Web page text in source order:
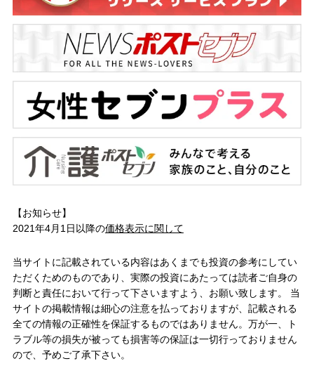
【お知らせ】
2021年4月1日以降の価格表示に関して
当サイトに記載されている内容はあくまでも投資の参考にしてい
ただくためのものであり、実際の投資にあたっては読者ご自身の
判断と責任において行って下さいますよう、お願い致します。 当
サイトの掲載情報は細心の注意を払っておりますが、記載される
全ての情報の正確性を保証するものではありません。万が一、ト
ラブル等の損失が被っても損害等の保証は一切行っておりません
ので、予めご了承下さい。